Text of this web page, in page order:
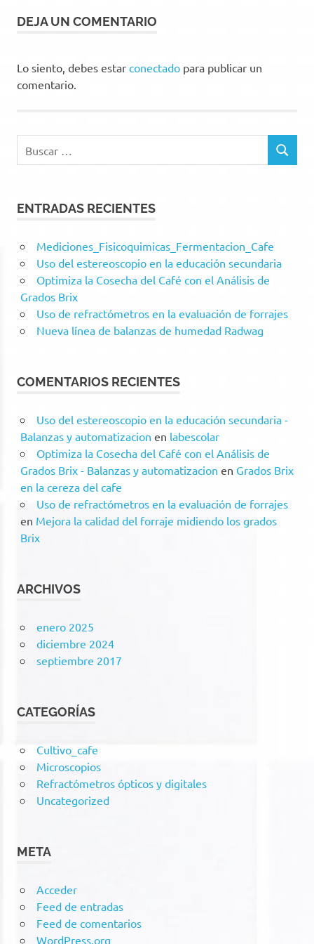
DEJA UN COMENTARIO
Lo siento, debes estar conectado para publicar un
comentario.
BUSCAR
ENTRADAS RECIENTES
Mediciones_Fisicoquimicas_Fermentacion_Cafe
Uso del estereoscopio en la educación secundaria
Optimiza la Cosecha del Café con el Análisis de
Grados Brix
Uso de refractómetros en la evaluación de forrajes
Nueva línea de balanzas de humedad Radwag
COMENTARIOS RECIENTES
Uso del estereoscopio en la educación secundaria -
Balanzas y automatizacion en labescolar
Optimiza la Cosecha del Café con el Análisis de
Grados Brix - Balanzas y automatizacion en Grados Brix
en la cereza del cafe
Uso de refractómetros en la evaluación de forrajes
en Mejora la calidad del forraje midiendo los grados
Brix
ARCHIVOS
enero 2025
diciembre 2024
septiembre 2017
CATEGORÍAS
Cultivo_cafe
Microscopios
Refractómetros ópticos y digitales
Uncategorized
META
Acceder
Feed de entradas
Feed de comentarios
WordPress.org